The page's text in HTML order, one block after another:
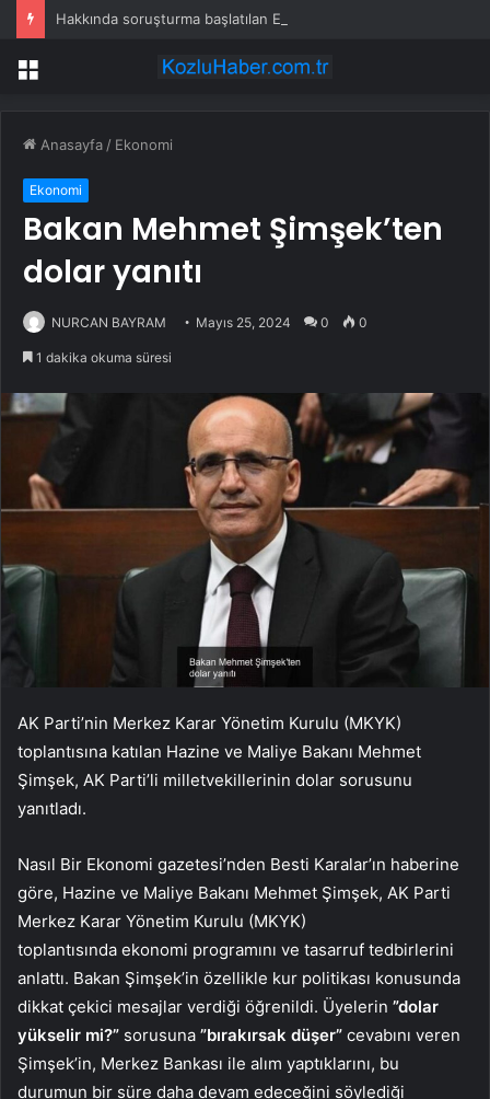
Menü
Anasayfa / Ekonomi
Ekonomi
Bakan Mehmet Şimşek’ten
dolar yanıtı
NURCAN BAYRAM Mayıs 25, 2024 0 0
1 dakika okuma süresi
AK Parti’nin Merkez Karar Yönetim Kurulu (MKYK)
toplantısına katılan Hazine ve Maliye Bakanı Mehmet
Şimşek, AK Parti’li milletvekillerinin dolar sorusunu
yanıtladı.
Nasıl Bir Ekonomi gazetesi’nden Besti Karalar’ın haberine
göre, Hazine ve Maliye Bakanı Mehmet Şimşek, AK Parti
Merkez Karar Yönetim Kurulu (MKYK)
toplantısında ekonomi programını ve tasarruf tedbirlerini
anlattı. Bakan Şimşek’in özellikle kur politikası konusunda
dikkat çekici mesajlar verdiği öğrenildi. Üyelerin ”dolar
yükselir mi?” sorusuna ”bırakırsak düşer” cevabını veren
Şimşek’in, Merkez Bankası ile alım yaptıklarını, bu
durumun bir süre daha devam edeceğini söylediği